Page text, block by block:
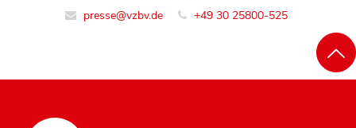
presse@vzbv.de +49 30 25800-525